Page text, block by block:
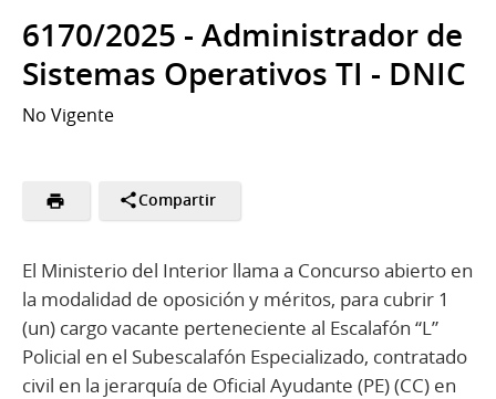
6170/2025 - Administrador de
Sistemas Operativos TI - DNIC
No Vigente
Compartir
El Ministerio del Interior llama a Concurso abierto en
la modalidad de oposición y méritos, para cubrir 1
(un) cargo vacante perteneciente al Escalafón “L”
Policial en el Subescalafón Especializado, contratado
civil en la jerarquía de Oficial Ayudante (PE) (CC) en